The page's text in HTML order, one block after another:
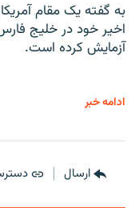
به گفته یک مقام
اخیر خود در خلیج
آزمایش کرده است.
ادامه خبر
ارسال